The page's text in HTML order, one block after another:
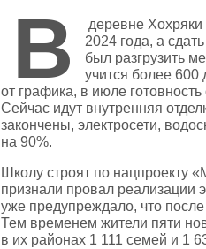
В
деревне Хохряки
2024 года, а
был разгрузить
учится более
от графика, в июле
Сейчас идут внутренняя
закончены, электросети,
на 90%.
Школу строят по нацпроекту
признали провал реализации
уже предупреждало, что
Тем временем жители пяти
в их районах 1 111 семей и 1